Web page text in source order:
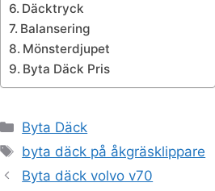
Däcktryck
Balansering
Mönsterdjupet
Byta Däck Pris
Kategorier
Byta Däck
Etiketter
byta däck på åkgräsklippare
Byta däck volvo v70